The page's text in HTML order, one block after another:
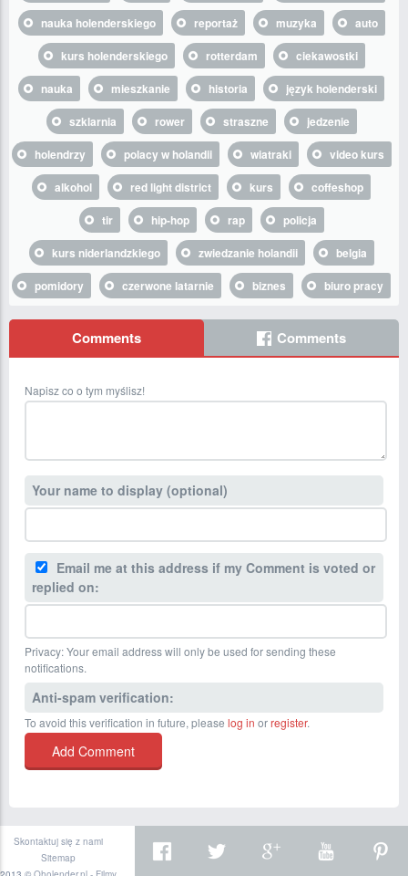
nauka holenderskiego
reportaż muzyka
auto
kurs holenderskiego
rotterdam
ciekawostki
nauka
mieszkanie historia
język holenderski
szklarnia
rower straszne
jedzenie
holendrzy
polacy w holandii wiatraki
video kurs
alkohol
red light district kurs
coffeshop
tir
hip-hop rap
policja
kurs niderlandzkiego
zwiedzanie holandii
belgia
pomidory
czerwone latarnie biznes biuro pracy
Comments Comments
Napisz co o tym myślisz!
Your name to display (optional)
Email me at this address if my Comment is voted or
replied on:
Privacy: Your email address will only be used for sending these
notifications.
Anti-spam verification:
To avoid this verification in future, please log in orregister.
Skontaktuj się z nami
Sitemap